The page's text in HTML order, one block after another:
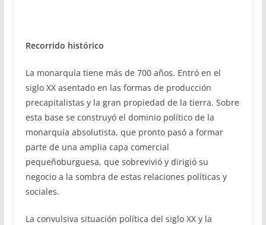
Recorrido histórico
La monarquía tiene más de 700 años. Entró en el
siglo XX asentado en las formas de producción
precapitalistas y la gran propiedad de la tierra. Sobre
esta base se construyó el dominio político de la
monarquía absolutista, que pronto pasó a formar
parte de una amplia capa comercial
pequeñoburguesa, que sobrevivió y dirigió su
negocio a la sombra de estas relaciones políticas y
sociales.
La convulsiva situación política del siglo XX y la